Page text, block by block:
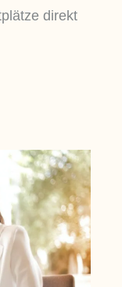
direkt